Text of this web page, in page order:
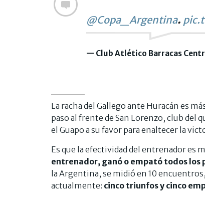
@Copa_Argentina.
— Club Atlético Barracas
La racha del Gallego ante Huracán es
paso al frente de San Lorenzo, club del
el Guapo a su favor para enaltecer la
Es que la efectividad del entrenador es
entrenador, ganó o empató todos los
la Argentina, se midió en 10
actualmente: cinco triunfos y cinco